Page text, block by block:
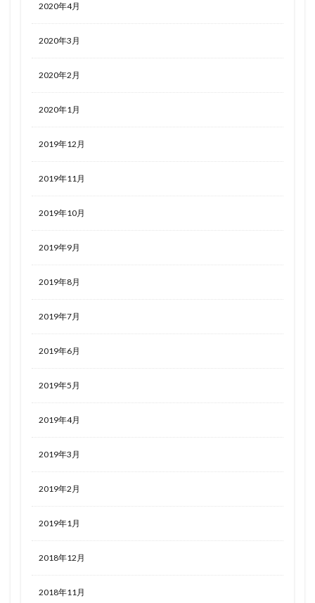
2020年4月
2020年3月
2020年2月
2020年1月
2019年12月
2019年11月
2019年10月
2019年9月
2019年8月
2019年7月
2019年6月
2019年5月
2019年4月
2019年3月
2019年2月
2019年1月
2018年12月
2018年11月